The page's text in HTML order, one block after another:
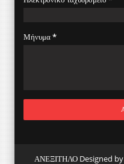
Μήνυμα*
ΑΝΕΞΙΤΗΛΟ Designed by